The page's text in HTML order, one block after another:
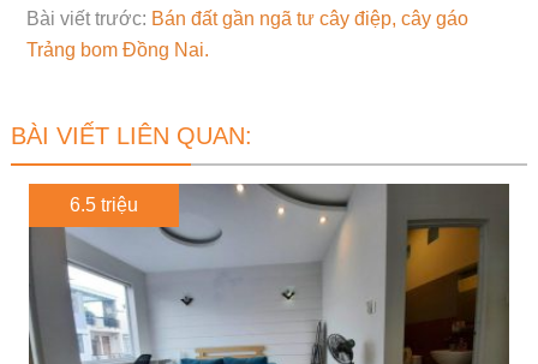
Bài viết trước: Bán đất gần ngã tư cây điệp, cây gáo
Trảng bom Đồng Nai.
BÀI VIẾT LIÊN QUAN:
6.5 triệu